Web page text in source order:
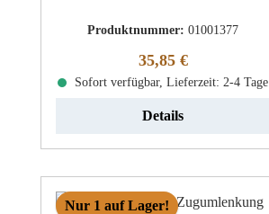
Produktnummer:01001377
Regulärer Preis:
35,85 €
Sofort verfügbar, Lieferzeit: 2-4 Tage
Details
Nur 1 auf Lager!